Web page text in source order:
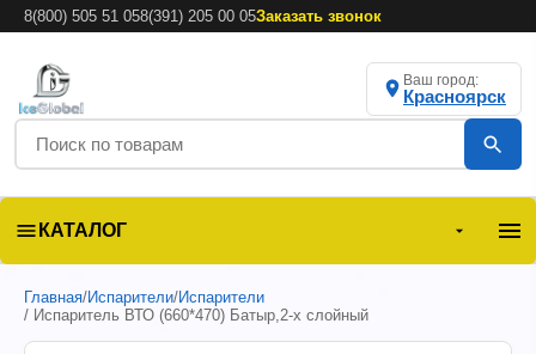
8(800) 505 51 058(391) 205 00 05Заказать звонок
Ваш город:
Красноярск
КАТАЛОГ
Главная/Испарители/Испарители
/ Испаритель ВТО (660*470) Батыр,2-х слойный